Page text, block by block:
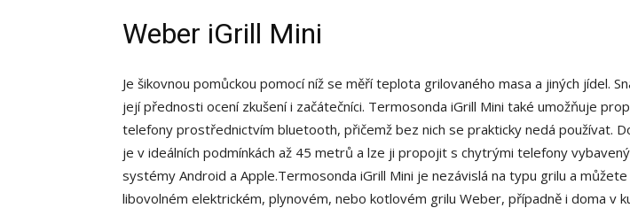
Weber iGrill Mini
Je šikovnou pomůckou pomocí níž se měří teplota grilovaného masa a jiných jídel.
její přednosti ocení zkušení i začátečníci. Termosonda iGrill Mini také umožňuje
telefony prostřednictvím bluetooth, přičemž bez nich se prakticky nedá používat.
je v ideálních podmínkách až 45 metrů a lze ji propojit s chytrými telefony
systémy Android a Apple.Termosonda iGrill Mini je nezávislá na typu grilu a
libovolném elektrickém, plynovém, nebo kotlovém grilu Weber, případně i doma v